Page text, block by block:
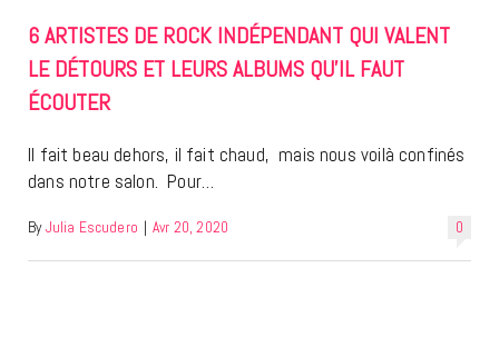
6 ARTISTES DE ROCK INDÉPENDANT QUI VALENT
LE DÉTOURS ET LEURS ALBUMS QU’IL FAUT
ÉCOUTER
Il fait beau dehors, il fait chaud, mais nous voilà confinés
dans notre salon. Pour…
0
By Julia Escudero | Avr 20, 2020